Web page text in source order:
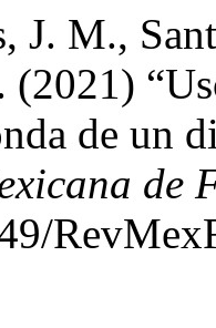
J. M.,
de un
de